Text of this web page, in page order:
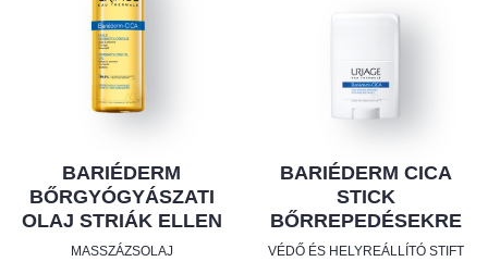
BARIÉDERM
BŐRGYÓGYÁSZATI
OLAJ STRIÁK ELLEN
MASSZÁZSOLAJ
BARIÉDERM CICA
STICK
BŐRREPEDÉSEKRE
VÉDŐ ÉS HELYREÁLLÍTÓ STIFT